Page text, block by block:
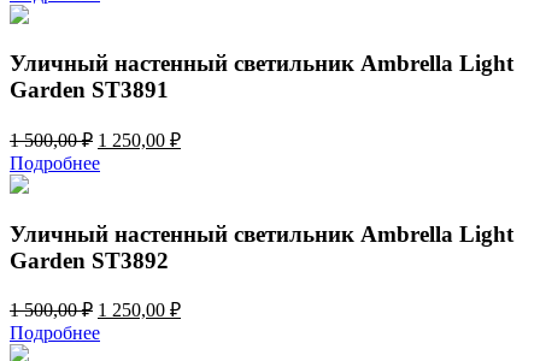
составляла
228,00 ₽.
Уличный настенный светильник Ambrella Light
Garden ST3891
1 500,00₽ Первоначальная
цена
составляла
500,00 ₽.
1 250,00 ₽Текущая
Подробнее
Уличный настенный светильник Ambrella Light
Garden ST3892
1 500,00₽ Первоначальная
цена
составляла
1 250,00 ₽Текущая
Подробнее